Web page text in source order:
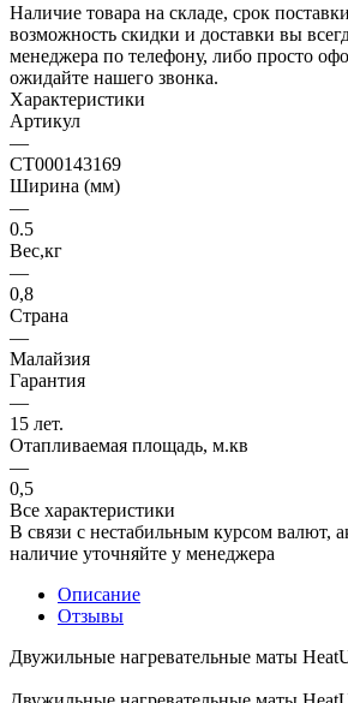
Наличие товара на складе, срок
возможность скидки и доставки вы
менеджера по телефону, либо просто
ожидайте нашего звонка.
Характеристики
Артикул
—
CТ000143169
Ширина (мм)
—
0.5
Вес,кг
—
0,8
Страна
—
Малайзия
Гарантия
—
15 лет.
Отапливаемая площадь, м.кв
—
0,5
Все характеристики
В связи с нестабильным курсом валют,
наличие уточняйте у менеджера
Описание
Отзывы
Двужильные нагревательные маты